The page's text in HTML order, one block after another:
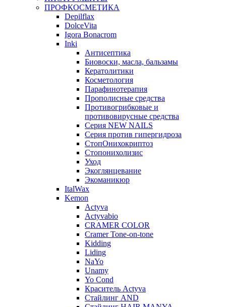
ПРОФКОСМЕТИКА
Depilflax
DolceVita
Igora Bonacrom
Inki
Антисептика
Биовоски, масла, бальзамы
Кератолитики
Косметология
Парафинотерапия
Прополисные средства
Противогрибковые и
противовирусные средства
Серия NEW NAILS
Серия против гипергидроза
СтопОнихокриптоз
Стопонихолизис
Уход
Экоглянцевание
Экоманикюр
ItalWax
Kemon
Actyva
Actyvabio
CRAMER COLOR
Cramer Tone-on-tone
Kidding
Liding
NaYo
Unamy
Yo Cond
Краситель Actyva
Стайлинг AND